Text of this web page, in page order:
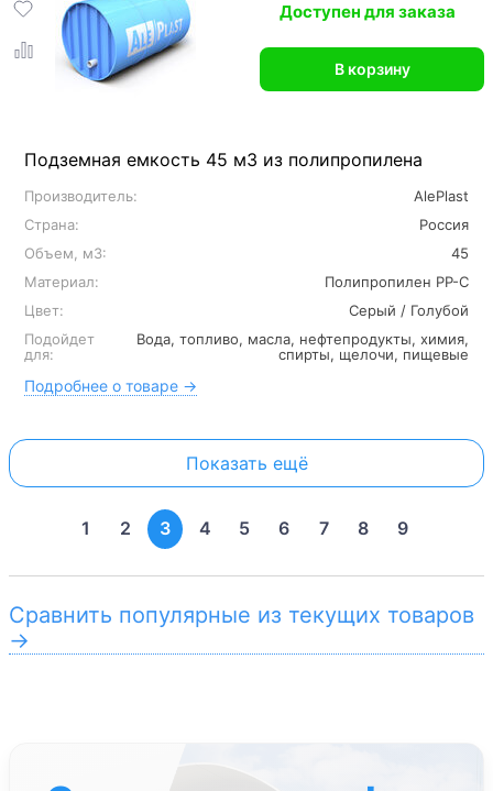
Подземная емкость 45 м3 из полипропилена
Производитель:
AlePlast
Страна:
Россия
Объем, м3:
45
Материал:
Полипропилен PP-C
Цвет:
Серый / Голубой
Подойдет
для:
Вода, топливо, масла, нефтепродукты, химия,
спирты, щелочи, пищевые
Подробнее о товаре →
Доступен для заказа
В корзину
Показать ещё
1 2 3 4 5 6 7 8 9
Сравнить популярные из текущих товаров
→